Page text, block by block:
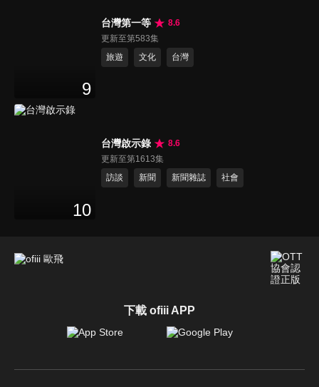
9
台灣第一等
8.6
更新至第583集
旅遊
文化 台灣
10
台灣啟示錄
8.6
更新至第1613集
訪談
新聞 新聞雜誌 社會
下載 ofiii APP